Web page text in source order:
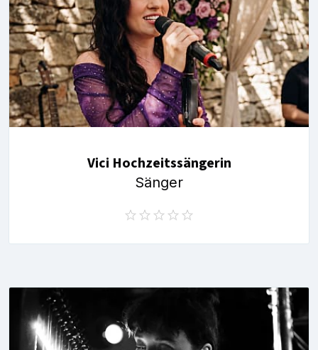
Vici Hochzeitssängerin
Sänger